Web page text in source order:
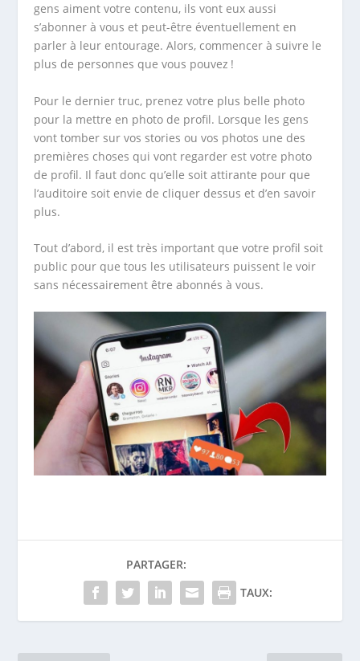
gens aiment votre contenu, ils vont eux aussi
s’abonner à vous et peut-être éventuellement en
parler à leur entourage. Alors, commencer à suivre le
plus de personnes que vous pouvez !
Pour le dernier truc, prenez votre plus belle photo
pour la mettre en photo de profil. Lorsque les gens
vont tomber sur vos stories ou vos photos une des
premières choses qui vont regarder est votre photo
de profil. Il faut donc qu’elle soit attirante pour que
l’auditoire soit envie de cliquer dessus et d’en savoir
plus.
Tout d’abord, il est très important que votre profil soit
public pour que tous les utilisateurs puissent le voir
sans nécessairement être abonnés à vous.
PARTAGER:
TAUX: